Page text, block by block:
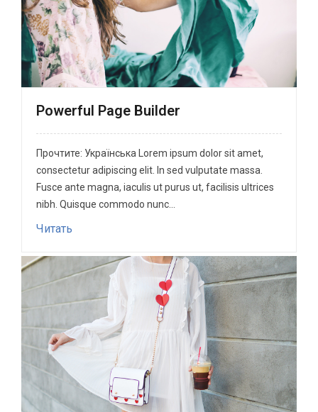
Powerful Page Builder
Прочтите: Українська Lorem ipsum dolor sit amet,
consectetur adipiscing elit. In sed vulputate massa.
Fusce ante magna, iaculis ut purus ut, facilisis ultrices
nibh. Quisque commodo nunc...
Читать